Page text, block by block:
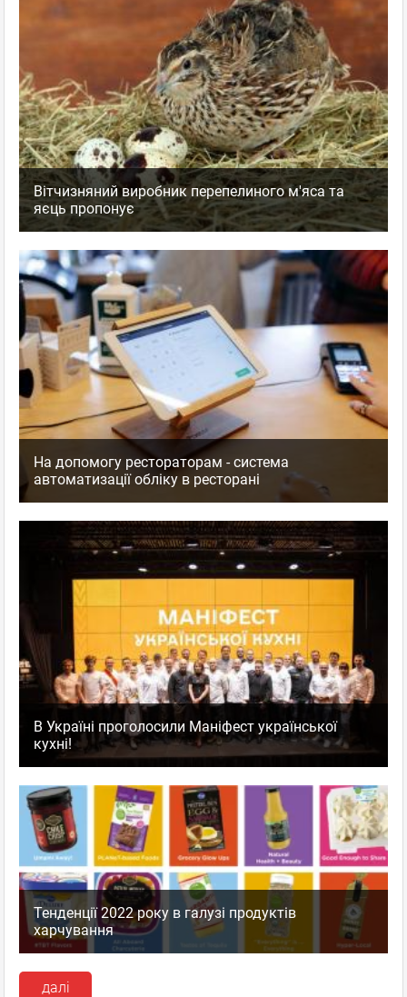
Вітчизняний виробник перепелиного м'яса та
яєць пропонує
На допомогу рестораторам - система
автоматизації обліку в ресторані
В Україні проголосили Маніфест української
кухні!
Тенденції 2022 року в галузі продуктів
харчування
далі